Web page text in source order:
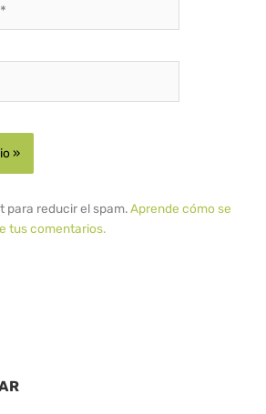
para reducir el spam.Aprende cómo se
tus comentarios.